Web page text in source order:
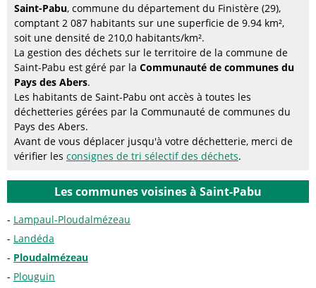
Saint-Pabu, commune du département du Finistère (29),
comptant 2 087 habitants sur une superficie de 9.94 km²,
soit une densité de 210,0 habitants/km².
La gestion des déchets sur le territoire de la commune de
Saint-Pabu est géré par la Communauté de communes du
Pays des Abers.
Les habitants de Saint-Pabu ont accès à toutes les
déchetteries gérées par la Communauté de communes du
Pays des Abers.
Avant de vous déplacer jusqu'à votre déchetterie, merci de
vérifier les consignes de tri sélectif des déchets.
Les communes voisines à Saint-Pabu
Lampaul-Ploudalmézeau
Landéda
Ploudalmézeau
Plouguin